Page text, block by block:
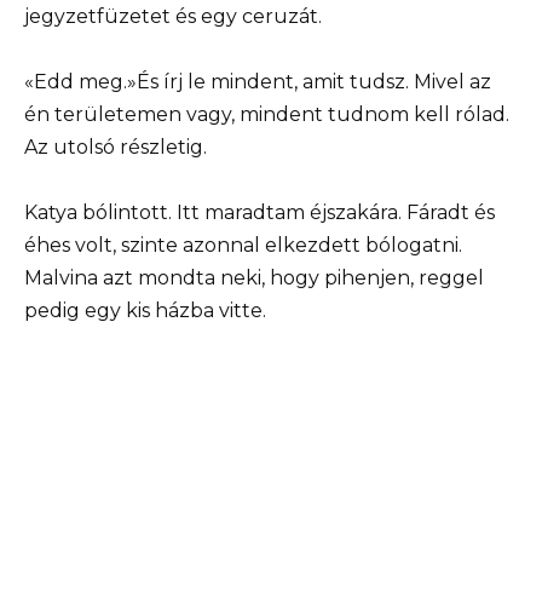
jegyzetfüzetet és egy ceruzát.
«Edd meg.»És írj le mindent, amit tudsz. Mivel az
én területemen vagy, mindent tudnom kell rólad.
Az utolsó részletig.
Katya bólintott. Itt maradtam éjszakára. Fáradt és
éhes volt, szinte azonnal elkezdett bólogatni.
Malvina azt mondta neki, hogy pihenjen, reggel
pedig egy kis házba vitte.